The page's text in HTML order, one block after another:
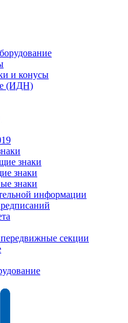
и конусы
(ИДН)
знаки
знаки
знаки
информации
секции